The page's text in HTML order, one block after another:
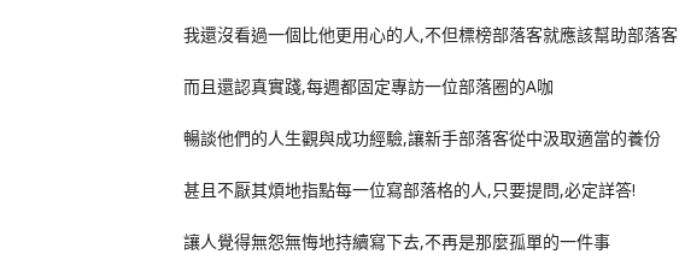
我還沒看過一個比他更用心的人,不但標榜部落客就應該幫助部落客
而且還認真實踐,每週都固定專訪一位部落圈的A咖
暢談他們的人生觀與成功經驗,讓新手部落客從中汲取適當的養份
甚且不厭其煩地指點每一位寫部落格的人,只要提問,必定詳答!
讓人覺得無怨無悔地持續寫下去,不再是那麼孤單的一件事